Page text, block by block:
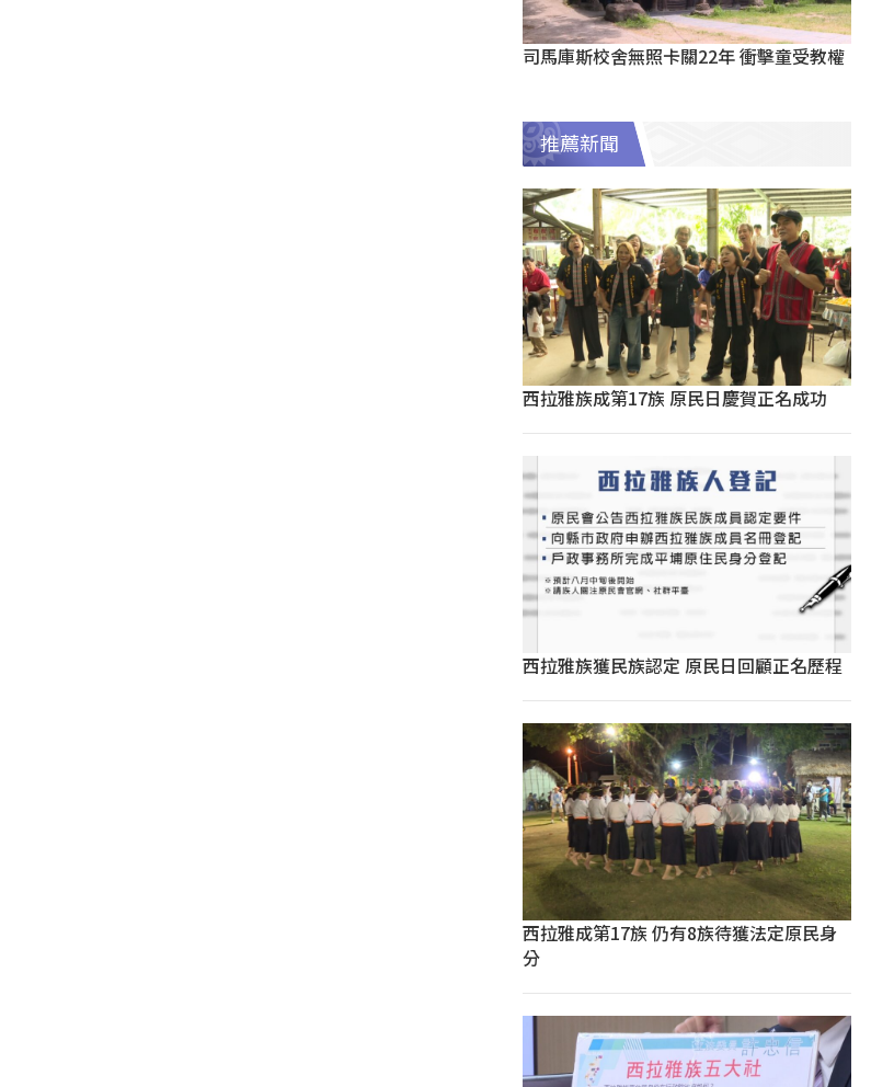
司馬庫斯校舍無照卡關22年 衝擊童受教權
推薦新聞
西拉雅族成第17族 原民日慶賀正名成功
西拉雅族獲民族認定 原民日回顧正名歷程
西拉雅成第17族 仍有8族待獲法定原民身
分